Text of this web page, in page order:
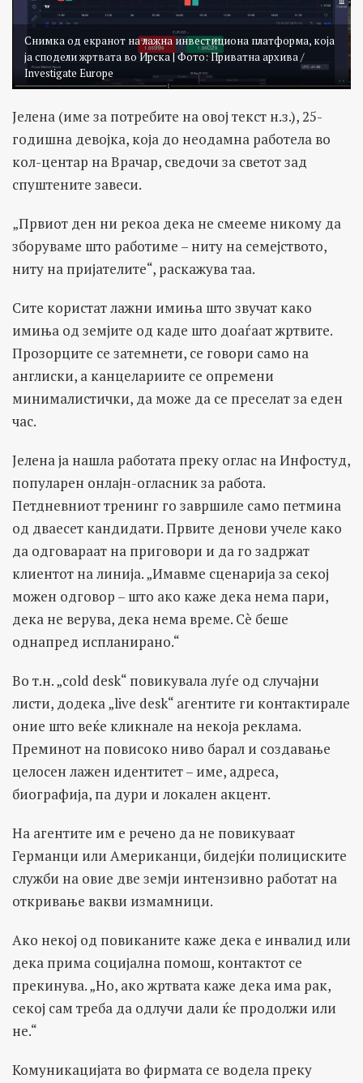
Снимка од екранот на лажна инвестициона платформа, која
ја сподели жртвата во Ирска | Фото: Приватна архива /
Investigate Europe
Јелена (име за потребите на овој текст н.з.), 25-
годишна девојка, која до неодамна работела во
кол-центар на Врачар, сведочи за светот зад
спуштените завеси.
„Првиот ден ни рекоа дека не смееме никому да
зборуваме што работиме – ниту на семејството,
ниту на пријателите“, раскажува таа.
Сите користат лажни имиња што звучат како
имиња од земјите од каде што доаѓаат жртвите.
Прозорците се затемнети, се говори само на
англиски, а канцелариите се опремени
минималистички, да може да се преселат за еден
час.
Јелена ја нашла работата преку оглас на Инфостуд,
популарен онлајн-огласник за работа.
Петдневниот тренинг го завршиле само петмина
од дваесет кандидати. Првите денови учеле како
да одговараат на приговори и да го задржат
клиентот на линија. „Имавме сценарија за секој
можен одговор – што ако каже дека нема пари,
дека не верува, дека нема време. Сè беше
однапред испланирано.“
Во т.н. „cold desk“ повикувала луѓе од случајни
листи, додека „live desk“ агентите ги контактирале
оние што веќе кликнале на некоја реклама.
Преминот на повисоко ниво барал и создавање
целосен лажен идентитет – име, адреса,
биографија, па дури и локален акцент.
На агентите им е речено да не повикуваат
Германци или Американци, бидејќи полициските
служби на овие две земји интензивно работат на
откривање вакви измамници.
Ако некој од повиканите каже дека е инвалид или
дека прима социјална помош, контактот се
прекинува. „Но, ако жртвата каже дека има рак,
секој сам треба да одлучи дали ќе продолжи или
не.“
Комуникацијата во фирмата се водела преку